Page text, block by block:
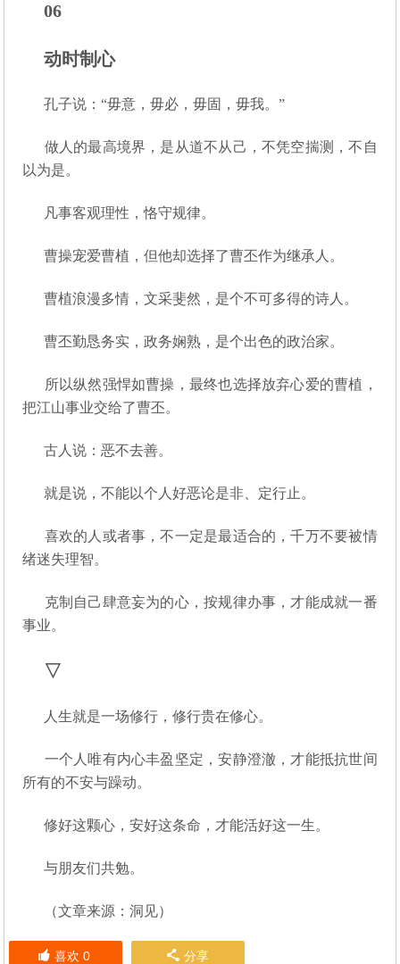
06
动时制心
孔子说：“毋意，毋必，毋固，毋我。”
做人的最高境界，是从道不从己，不凭空揣测，不自
以为是。
凡事客观理性，恪守规律。
曹操宠爱曹植，但他却选择了曹丕作为继承人。
曹植浪漫多情，文采斐然，是个不可多得的诗人。
曹丕勤恳务实，政务娴熟，是个出色的政治家。
所以纵然强悍如曹操，最终也选择放弃心爱的曹植，
把江山事业交给了曹丕。
古人说：恶不去善。
就是说，不能以个人好恶论是非、定行止。
喜欢的人或者事，不一定是最适合的，千万不要被情
绪迷失理智。
克制自己肆意妄为的心，按规律办事，才能成就一番
事业。
▽
人生就是一场修行，修行贵在修心。
一个人唯有内心丰盈坚定，安静澄澈，才能抵抗世间
所有的不安与躁动。
修好这颗心，安好这条命，才能活好这一生。
与朋友们共勉。
（文章来源：洞见）
喜欢 0 分享